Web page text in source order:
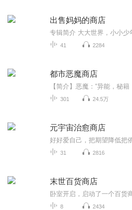
出售妈妈的商店
41 2284
都市恶魔商店
301 24.5万
元宇宙治愈商店
31 2816
末世百货商店
卧室开启，启动了一个百货
8 2434